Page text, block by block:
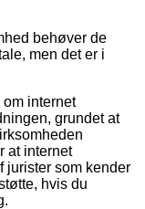
behøver de
men det er i
internet
grundet at
at internet
jurister som kender
hvis du